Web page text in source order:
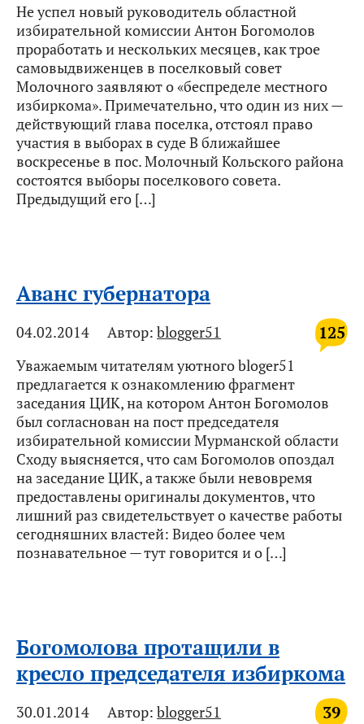
Не успел новый руководитель областной
избирательной комиссии Антон Богомолов
проработать и нескольких месяцев, как трое
самовыдвиженцев в поселковый совет
Молочного заявляют о «беспределе местного
избиркома». Примечательно, что один из них —
действующий глава поселка, отстоял право
участия в выборах в суде В ближайшее
воскресенье в пос. Молочный Кольского района
состоятся выборы поселкового совета.
Предыдущий его […]
Аванс губернатора
125
04.02.2014 Автор: blogger51
Уважаемым читателям уютного bloger51
предлагается к ознакомлению фрагмент
заседания ЦИК, на котором Антон Богомолов
был согласнован на пост председателя
избирательной комиссии Мурманской области
Сходу выясняется, что сам Богомолов опоздал
на заседание ЦИК, а также были невовремя
предоставлены оригиналы документов, что
лишний раз свидетельствует о качестве работы
сегодняшних властей: Видео более чем
познавательное — тут говорится и о […]
Богомолова протащили в
кресло председателя избиркома
39
30.01.2014 Автор: blogger51